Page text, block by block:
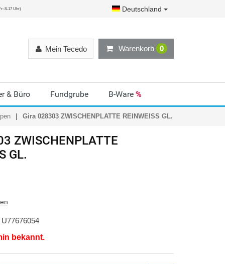
8-17 Uhr) Deutschland
Warenkorb 0
Mein Tecedo
& Büro Fundgrube B-Ware %
Gira 028303 ZWISCHENPLATTE REINWEISS GL.
ZWISCHENPLATTE
GL.
U77676054
bekannt.